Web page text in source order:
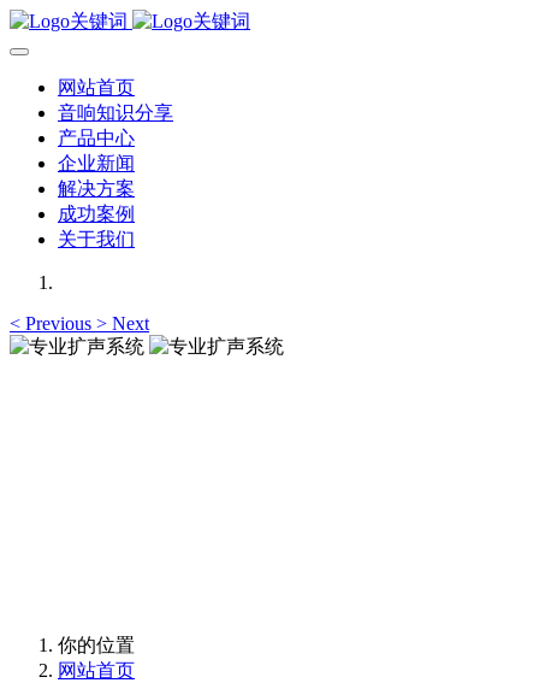
网站首页
音响知识分享
产品中心
企业新闻
解决方案
成功案例
关于我们
< Previous > Next
你的位置
网站首页